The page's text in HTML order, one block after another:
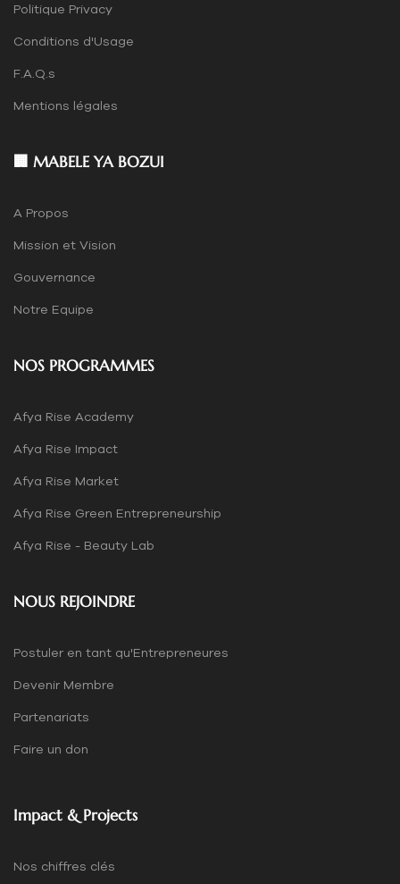
🏢 MABELE YA BOZUI
A Propos
Mission et Vision
Gouvernance
Notre Equipe
NOS PROGRAMMES
Afya Rise Academy
Afya Rise Impact
Afya Rise Market
Afya Rise Green Entrepreneurship
Afya Rise - Beauty Lab
NOUS REJOINDRE
Postuler en tant qu'Entrepreneures
Devenir Membre
Partenariats
Faire un don
Impact & Projects
Nos chiffres clés
Politique Privacy
Conditions d'Usage
F.A.Q.s
Mentions légales